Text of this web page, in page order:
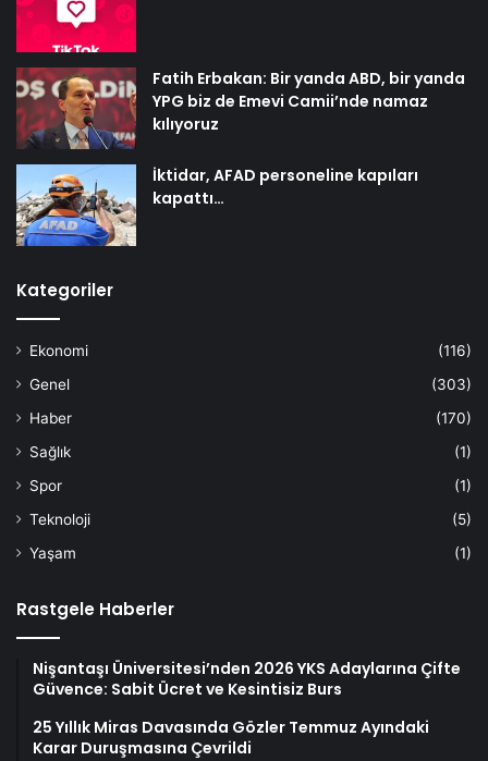
Fatih Erbakan: Bir yanda ABD, bir yanda
YPG biz de Emevi Camii’nde namaz
kılıyoruz
İktidar, AFAD personeline kapıları
kapattı…
Kategoriler
Ekonomi
(116)
Genel
(303)
Haber
(170)
Sağlık
(1)
Spor
(1)
Teknoloji
(5)
Yaşam
(1)
Rastgele Haberler
Nişantaşı Üniversitesi’nden 2026 YKS Adaylarına Çifte
Güvence: Sabit Ücret ve Kesintisiz Burs
25 Yıllık Miras Davasında Gözler Temmuz Ayındaki
Karar Duruşmasına Çevrildi